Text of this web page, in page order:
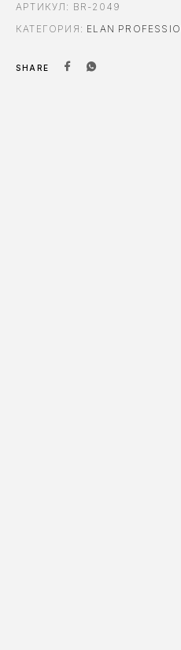
АРТИКУЛ: BR-2049
КАТЕГОРИЯ: ELAN
SHARE